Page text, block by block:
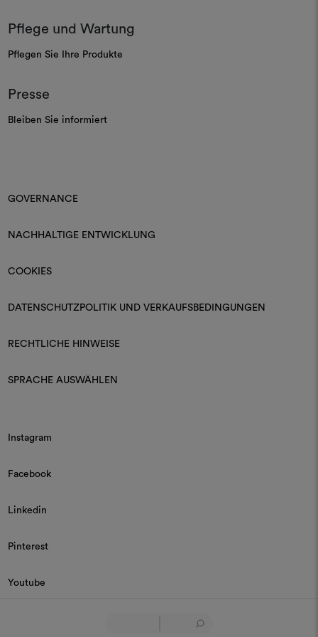
Pflege und Wartung
Pflegen Sie Ihre Produkte
Presse
Bleiben Sie informiert
GOVERNANCE
NACHHALTIGE ENTWICKLUNG
COOKIES
DATENSCHUTZPOLITIK UND VERKAUFSBEDINGUNGEN
RECHTLICHE HINWEISE
SPRACHE AUSWÄHLEN
Instagram
Facebook
Linkedin
Pinterest
Youtube
© 2026 Dedar P.IVA 03187590157